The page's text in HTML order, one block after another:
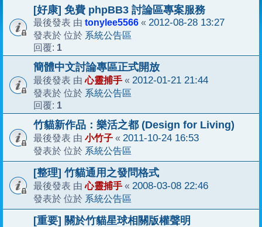
[好康] 免費 phpBB3 討論區專案服務
最後發表 由 tonylee5566 « 2012-08-28 13:27
發表於 位於 系統公告區
回覆: 1
簡體中文討論專區正式開放
最後發表 由心靈捕手 « 2012-01-21 21:44
發表於 位於 系統公告區
回覆: 1
竹貓新作品：樂活之都 (Design for Living)
最後發表 由 小竹子 « 2011-10-24 16:53
發表於 位於 系統公告區
[整理] 竹貓通用之發問格式
最後發表 由心靈捕手 « 2008-03-08 22:46
發表於 位於 系統公告區
[重要] 關於竹貓星球相關版權聲明